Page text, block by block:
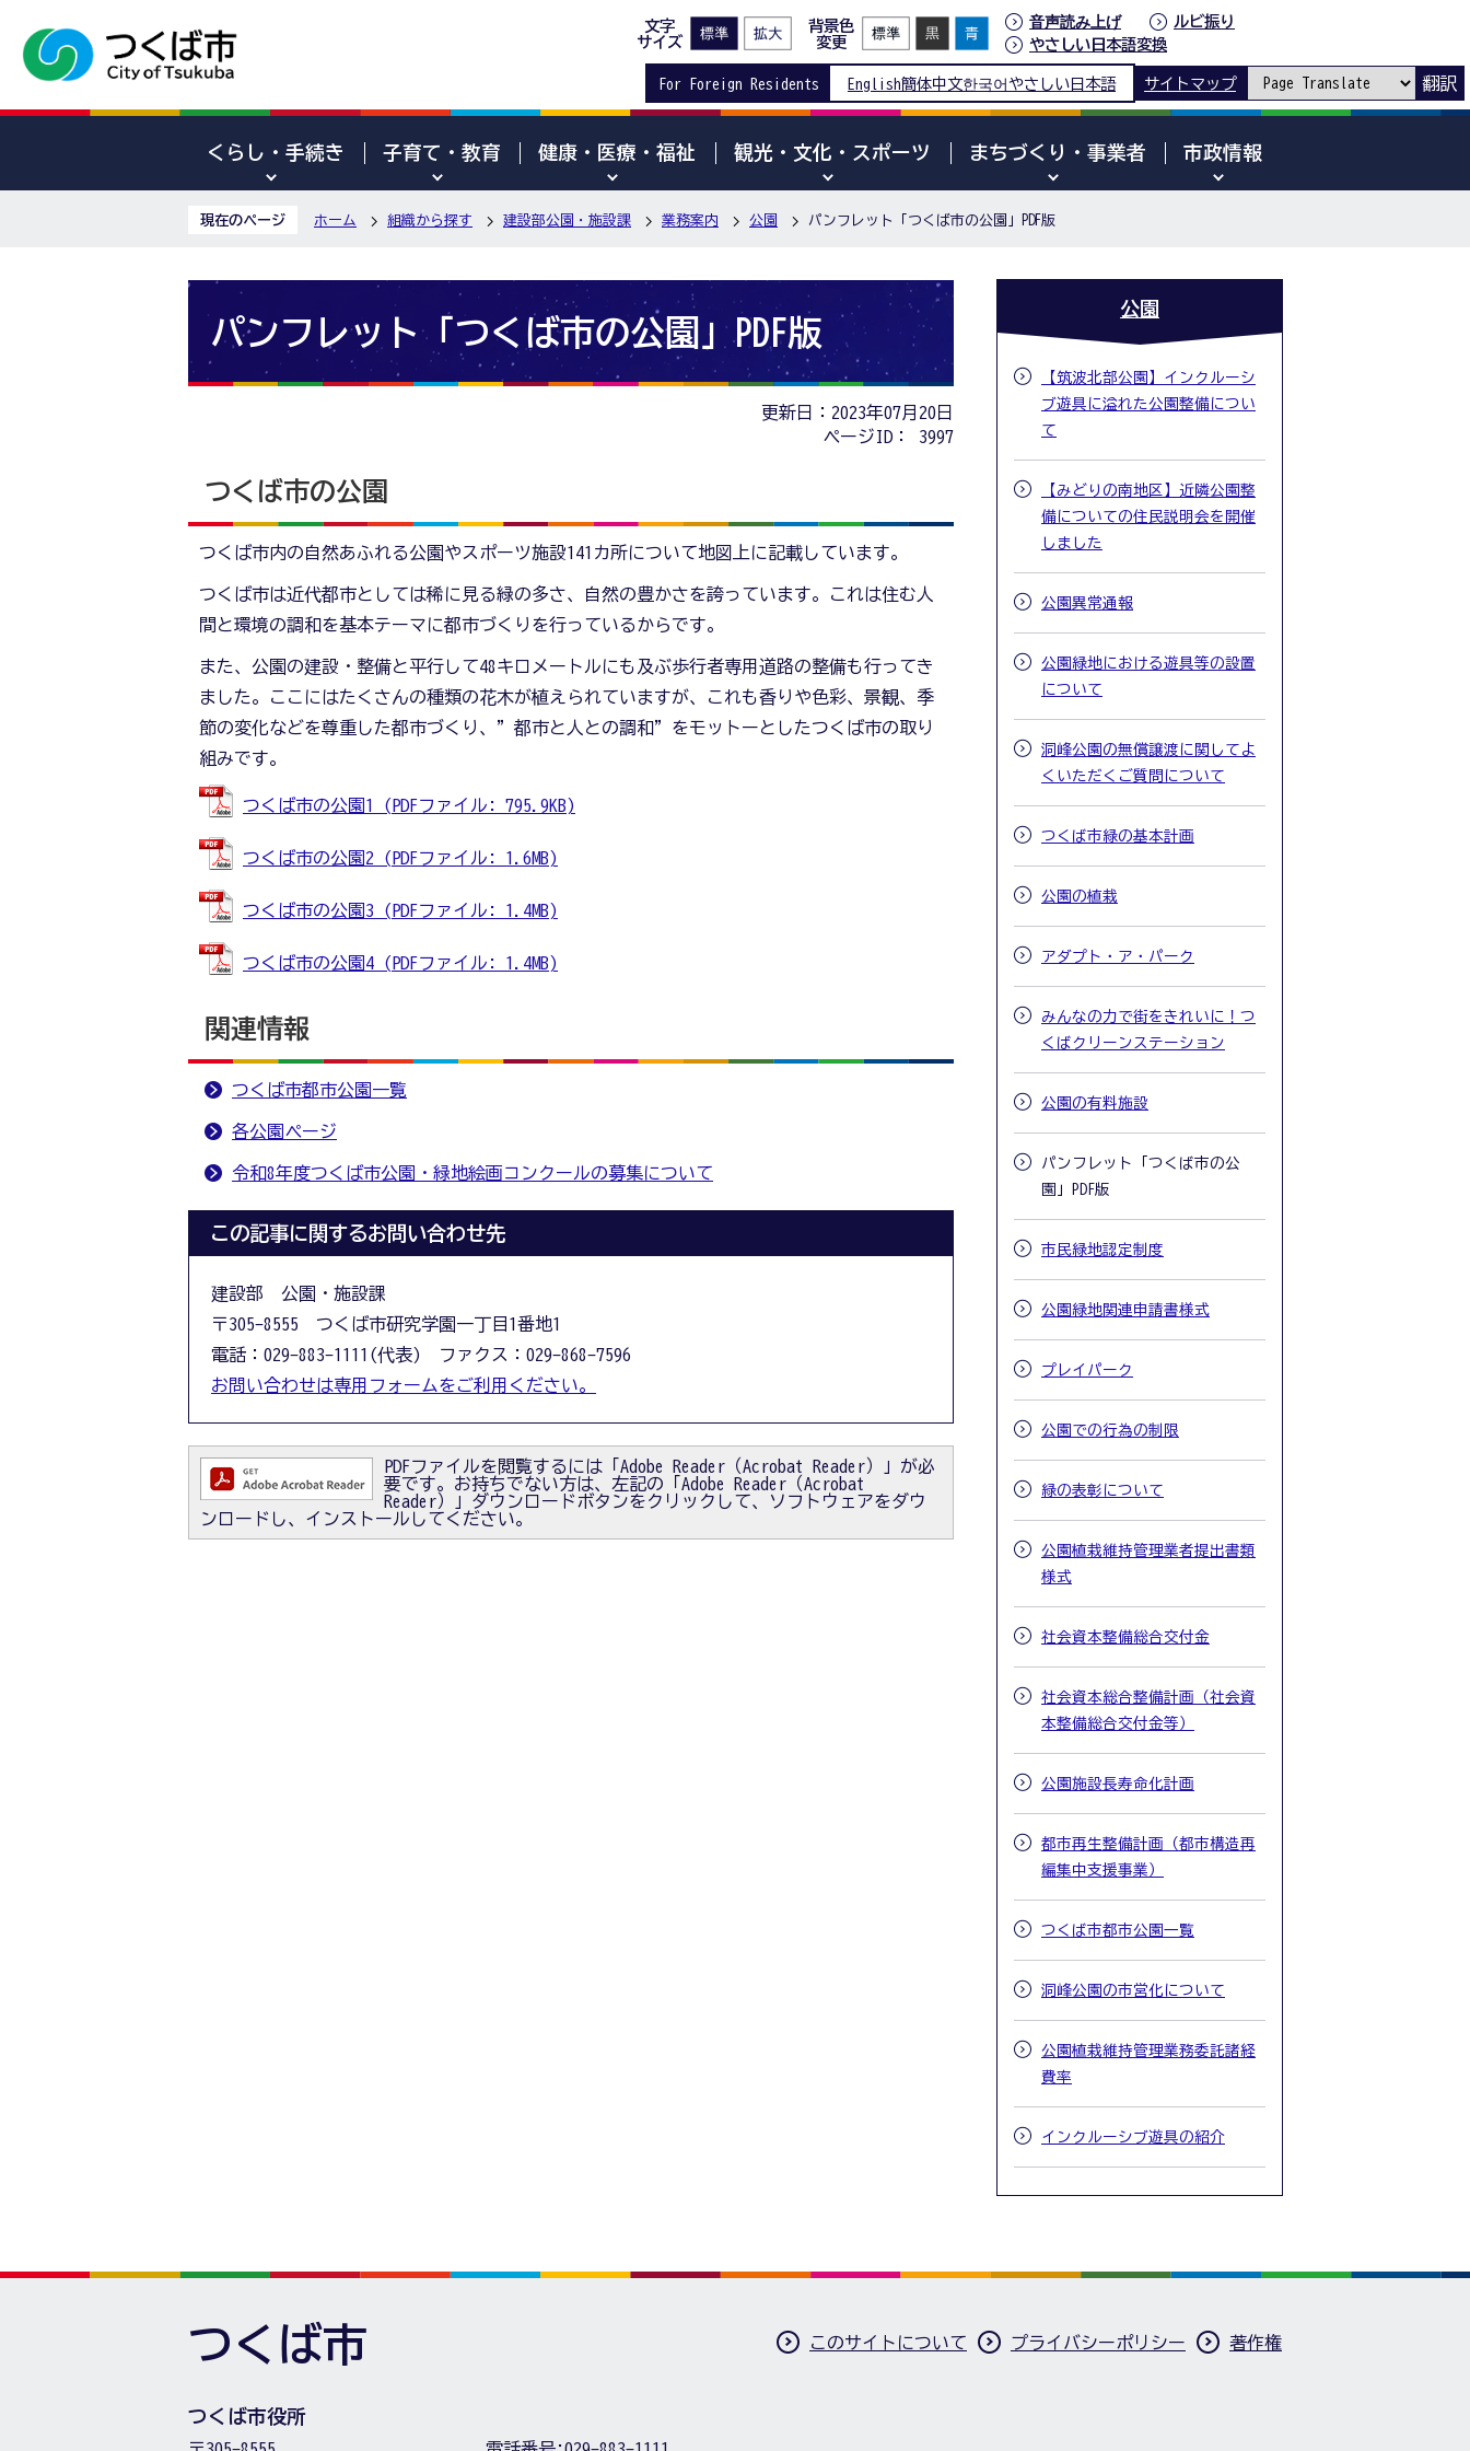
文字
サイズ
背景色
変更
音声読み上げ
ルビ振り
やさしい日本語変換
For Foreign Residents English簡体中文한국어 やさしい日本語 サイトマップ 翻訳
くらし・手続き 子育て・教育 健康・医療・福祉 観光・文化・スポーツ まちづくり・事業者 市政情報
現在のページ ホーム 組織から探す 建設部公園・施設課 業務案内 公園 パンフレット「つくば市の公園」PDF版
パンフレット「つくば市の公園」PDF版
更新日：2023年07月20日
ページID：
3997
つくば市の公園
つくば市内の自然あふれる公園やスポーツ施設141カ所について地図上に記載しています。
つくば市は近代都市としては稀に見る緑の多さ、自然の豊かさを誇っています。これは住む人
間と環境の調和を基本テーマに都市づくりを行っているからです。
また、公園の建設・整備と平行して48キロメートルにも及ぶ歩行者専用道路の整備も行ってき
ました。ここにはたくさんの種類の花木が植えられていますが、これも香りや色彩、景観、季
節の変化などを尊重した都市づくり、”都市と人との調和”をモットーとしたつくば市の取り
組みです。
つくば市の公園1 (PDFファイル: 795.9KB)
つくば市の公園2 (PDFファイル: 1.6MB)
つくば市の公園3 (PDFファイル: 1.4MB)
つくば市の公園4 (PDFファイル: 1.4MB)
関連情報
つくば市都市公園一覧
各公園ページ
令和8年度つくば市公園・緑地絵画コンクールの募集について
この記事に関するお問い合わせ先
建設部 公園・施設課
〒305-8555 つくば市研究学園一丁目1番地1
電話：029-883-1111(代表) ファクス：029-868-7596
お問い合わせは専用フォームをご利用ください。
PDFファイルを閲覧するには「Adobe Reader（Acrobat Reader）」が必
要です。お持ちでない方は、左記の「Adobe Reader（Acrobat
Reader）」ダウンロードボタンをクリックして、ソフトウェアをダウ
ンロードし、インストールしてください。
公園
【筑波北部公園】インクルーシ
ブ遊具に溢れた公園整備につい
て
【みどりの南地区】近隣公園整
備についての住民説明会を開催
しました
公園異常通報
公園緑地における遊具等の設置
について
洞峰公園の無償譲渡に関してよ
くいただくご質問について
つくば市緑の基本計画
公園の植栽
アダプト・ア・パーク
みんなの力で街をきれいに！つ
くばクリーンステーション
公園の有料施設
パンフレット「つくば市の公
園」PDF版
市民緑地認定制度
公園緑地関連申請書様式
プレイパーク
公園での行為の制限
緑の表彰について
公園植栽維持管理業者提出書類
様式
社会資本整備総合交付金
社会資本総合整備計画（社会資
本整備総合交付金等）
公園施設長寿命化計画
都市再生整備計画（都市構造再
編集中支援事業）
つくば市都市公園一覧
洞峰公園の市営化について
公園植栽維持管理業務委託諸経
費率
インクルーシブ遊具の紹介
つくば市 このサイトについて プライバシーポリシー 著作権
つくば市役所